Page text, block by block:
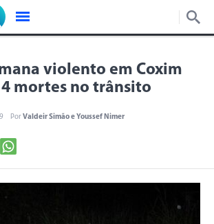
violento em Coxim
mortes no trânsito
PorValdeir Simão e Youssef Nimer